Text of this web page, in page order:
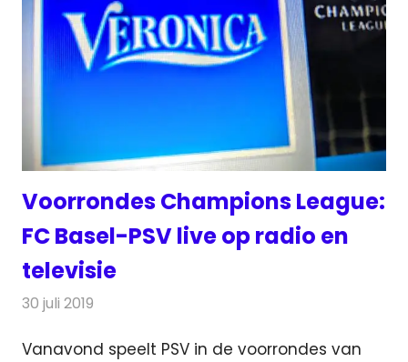
Voorrondes Champions League:
FC Basel-PSV live op radio en
televisie
30 juli 2019
Vanavond speelt PSV in de voorrondes van